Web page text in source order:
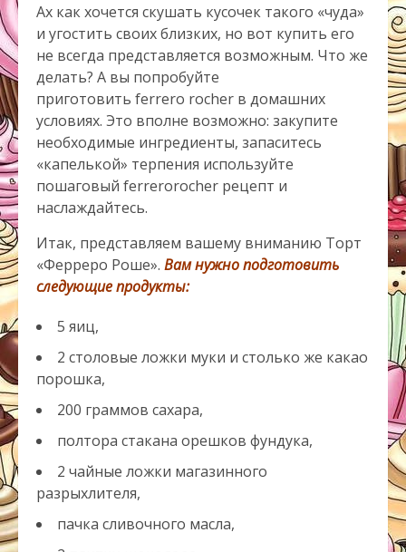
Ах как хочется скушать кусочек такого «чуда»
и угостить своих близких, но вот купить его
не всегда представляется возможным. Что же
делать? А вы попробуйте
приготовить ferrero rocher в домашних
условиях. Это вполне возможно: закупите
необходимые ингредиенты, запаситесь
«капелькой» терпения используйте
пошаговый ferrerorocher рецепт и
наслаждайтесь.
Итак, представляем вашему вниманию Торт
«Ферреро Роше». Вам нужно подготовить
следующие продукты:
5 яиц,
2 столовые ложки муки и столько же какао
порошка,
200 граммов сахара,
полтора стакана орешков фундука,
2 чайные ложки магазинного
разрыхлителя,
пачка сливочного масла,